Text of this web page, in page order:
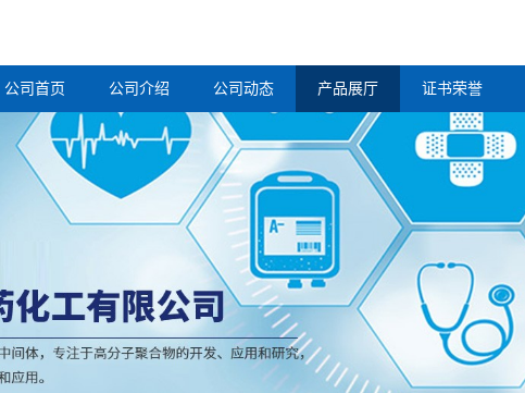
公司首页 公司介绍 公司动态 产品展厅 证书荣誉